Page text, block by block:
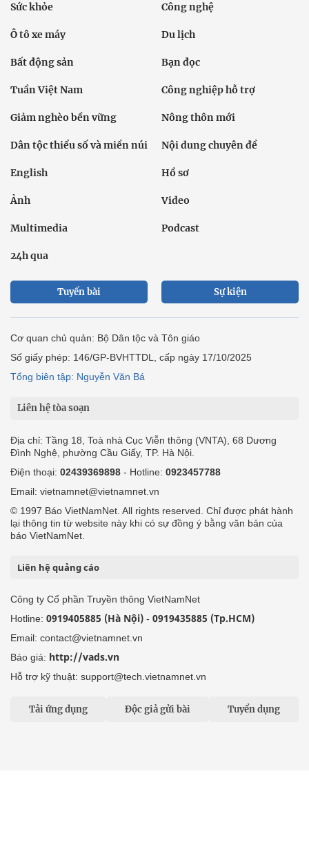
Sức khỏe Công nghệ
Ô tô xe máy Du lịch
Bất động sản Bạn đọc
Tuần Việt Nam Công nghiệp hỗ trợ
Giảm nghèo bền vững Nông thôn mới
Dân tộc thiểu số và miền núi Nội dung chuyên đề
English Hồ sơ
Ảnh Video
Multimedia Podcast
24h qua
Tuyến bài Sự kiện
Cơ quan chủ quản: Bộ Dân tộc và Tôn giáo
Số giấy phép: 146/GP-BVHTTDL, cấp ngày 17/10/2025
Tổng biên tập: Nguyễn Văn Bá
Liên hệ tòa soạn
Địa chỉ: Tầng 18, Toà nhà Cục Viễn thông (VNTA), 68 Dương
Đình Nghệ, phường Cầu Giấy, TP. Hà Nội.
Điện thoại: 02439369898 - Hotline: 0923457788
Email: vietnamnet@vietnamnet.vn
© 1997 Báo VietNamNet. All rights reserved. Chỉ được phát hành
lại thông tin từ website này khi có sự đồng ý bằng văn bản của
báo VietNamNet.
Liên hệ quảng cáo
Công ty Cổ phần Truyền thông VietNamNet
Hotline: 0919405885 (Hà Nội) - 0919435885 (Tp.HCM)
Email: contact@vietnamnet.vn
Báo giá: http://vads.vn
Hỗ trợ kỹ thuật: support@tech.vietnamnet.vn
Tải ứng dụng Độc giả gửi bài Tuyển dụng